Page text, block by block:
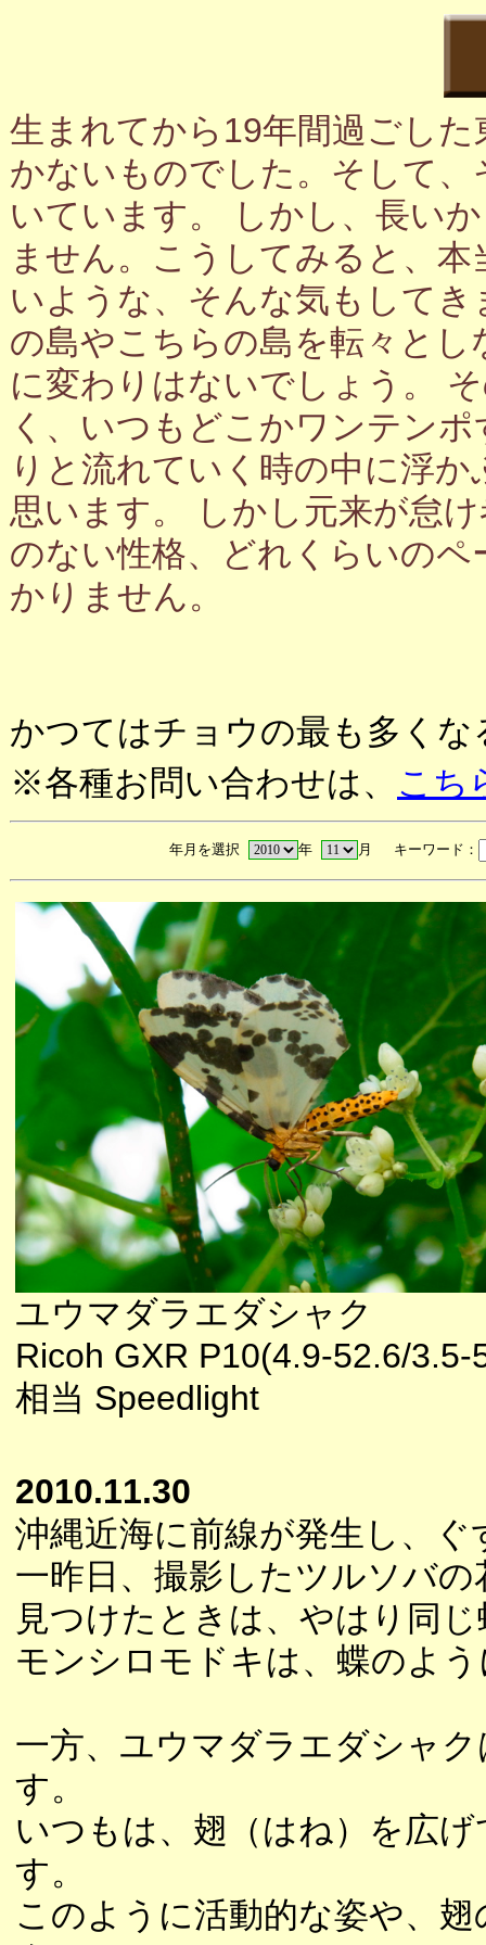
生まれてから19年間過ごし
かないものでした。そして
いています。 しかし、長い
ません。こうしてみると、
いような、そんな気もして
の島やこちらの島を転々と
に変わりはないでしょう。
く、いつもどこかワンテン
りと流れていく時の中に浮
思います。 しかし元来が怠
のない性格、どれくらいの
かりません。
かつてはチョウの最も多く
※各種お問い合わせは、 こち
年月を選択 年 月 キーワード：
ユウマダラエダシャク
Ricoh GXR P10(4.9-52.6/3.5-
相当 Speedlight
2010.11.30
沖縄近海に前線が発生し、
一昨日、撮影したツルソバ
見つけたときは、やはり同
モンシロモドキは、蝶のよ
一方、ユウマダラエダシャ
す。
いつもは、翅（はね）を広
す。
このように活動的な姿や、